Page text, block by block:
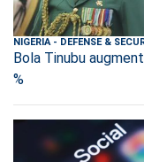
NIGERIA- DEFENSE &
Bola Tinubu
%